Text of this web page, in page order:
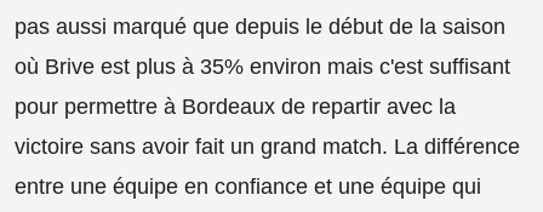
pas aussi marqué que depuis le début de la saison
où Brive est plus à 35% environ mais c'est suffisant
pour permettre à Bordeaux de repartir avec la
victoire sans avoir fait un grand match. La différence
entre une équipe en confiance et une équipe qui